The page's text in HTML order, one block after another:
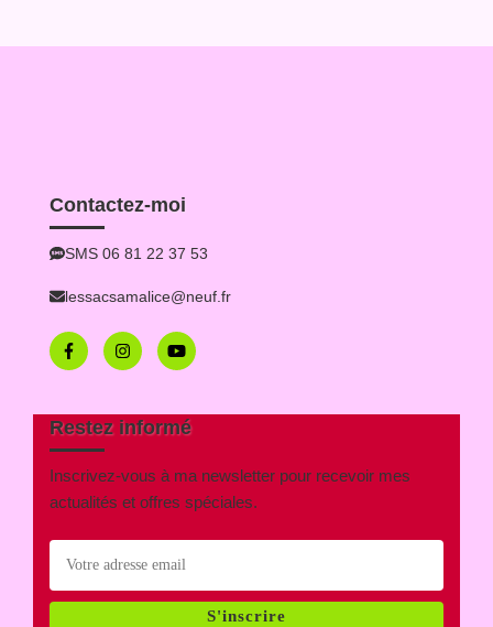
Contactez-moi
SMS 06 81 22 37 53
lessacsamalice@neuf.fr
Restez informé
Inscrivez-vous à ma newsletter pour recevoir mes
actualités et offres spéciales.
S'inscrire